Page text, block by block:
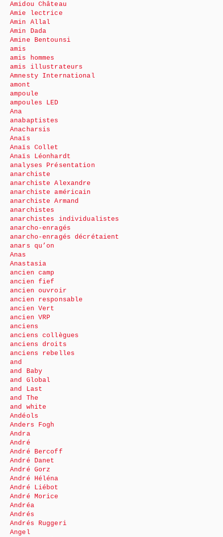
Amidou Château
Amie lectrice
Amin Allal
Amin Dada
Amine Bentounsi
amis
amis hommes
amis illustrateurs
Amnesty International
amont
ampoule
ampoules LED
Ana
anabaptistes
Anacharsis
Anaïs
Anaïs Collet
Anaïs Léonhardt
analyses Présentation
anarchiste
anarchiste Alexandre
anarchiste américain
anarchiste Armand
anarchistes
anarchistes individualistes
anarcho-enragés
anarcho-enragés décrétaient
anars qu’on
Anas
Anastasia
ancien camp
ancien fief
ancien ouvroir
ancien responsable
ancien Vert
ancien VRP
anciens
anciens collègues
anciens droits
anciens rebelles
and
and Baby
and Global
and Last
and The
and white
Andéols
Anders Fogh
Andra
André
André Bercoff
André Danet
André Gorz
André Héléna
André Liébot
André Morice
Andréa
Andrés
Andrés Ruggeri
Angel